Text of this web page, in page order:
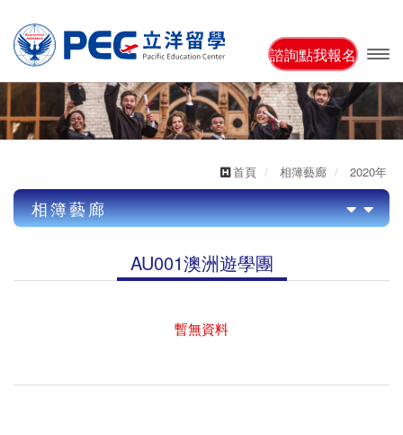
諮詢點我報名
首頁 相簿藝廊 2020年
相簿藝廊
2022年/L001活動暨講座說明會
2021年
AU001澳洲遊學團
暫無資料